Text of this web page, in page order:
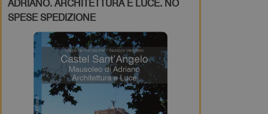
SPESE SPEDIZIONE